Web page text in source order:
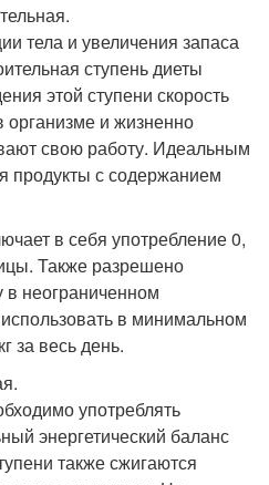
тела и увеличения запаса
ступень диеты
этой ступени скорость
организме и жизненно
свою работу. Идеальным
продукты с содержанием
в себя употребление 0,
Также разрешено
в неограниченном
в минимальном
за весь день.
употреблять
энергетический баланс
также сжигаются